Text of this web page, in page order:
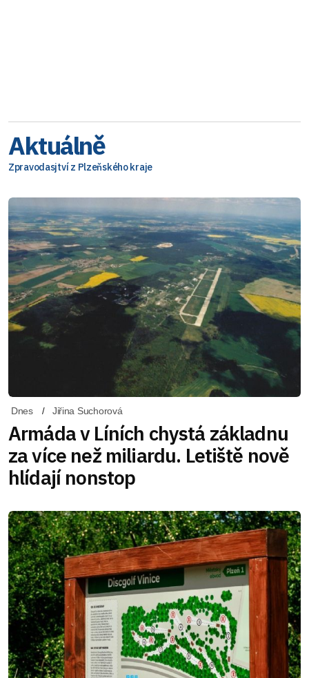
Aktuálně
Zpravodasjtví z Plzeňského kraje
Dnes Jiřina Suchorová
Armáda v Líních chystá základnu
za více než miliardu. Letiště nově
hlídají nonstop